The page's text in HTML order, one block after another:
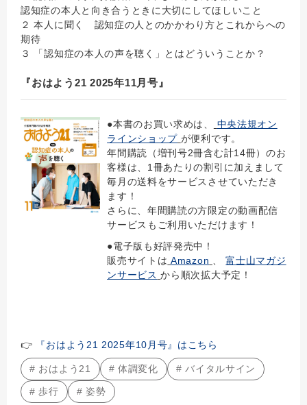
認知症の本人と向き合うときに大切にしてほしいこと
２ 本人に聞く 認知症の人とのかかわり方とこれからへの
期待
３ 「認知症の本人の声を聴く」とはどういうことか？
『おはよう21 2025年11月号』
●本書のお買い求めは、
中央法規オン
ラインショップ が便利です。
年間購読（増刊号2冊含む計14冊）のお
客様は、1冊あたりの割引に加えまして
毎月の送料をサービスさせていただき
ます！
さらに、年間購読の方限定の動画配信
サービスもご利用いただけます！
●電子版も好評発売中！
販売サイトは Amazon 、富士山マガジ
ンサービス から順次拡大予定！
👉 『おはよう21 2025年10月号』はこちら
# おはよう21 # 体調変化 # バイタルサイン
# 歩行 # 姿勢